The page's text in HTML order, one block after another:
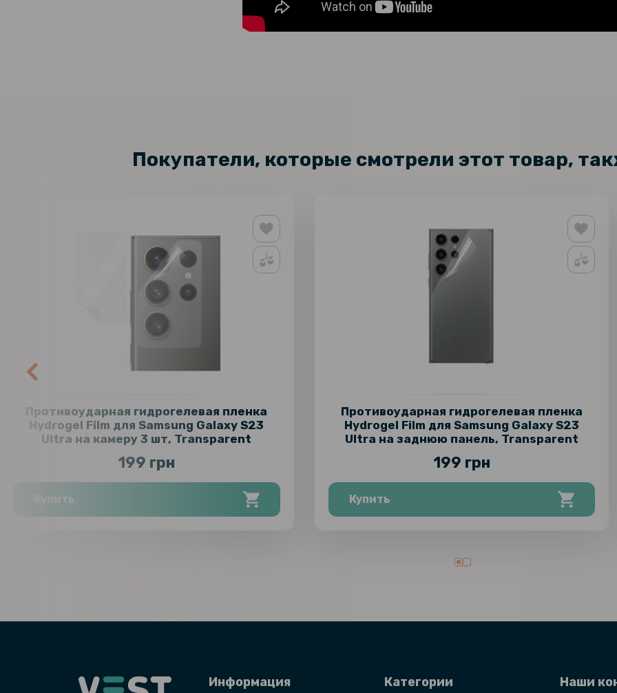
Покупатели, которые смотрели этот товар,
Противоударная гидрогелевая пленка
Hydrogel Film для Samsung Galaxy S23
Ultra на камеру 3 шт, Transparent
199 грн
Купить
Противоударная гидрогелевая пленка
Hydrogel Film для Samsung Galaxy S23
Ultra на заднюю панель, Transparent
199 грн
Купить
Информация Категории Наши